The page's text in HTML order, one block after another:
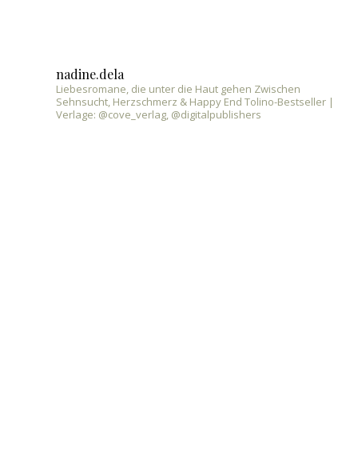
nadine.dela
Liebesromane, die unter die Haut gehen Zwischen
Sehnsucht, Herzschmerz & Happy End Tolino-Bestseller |
Verlage: @cove_verlag, @digitalpublishers